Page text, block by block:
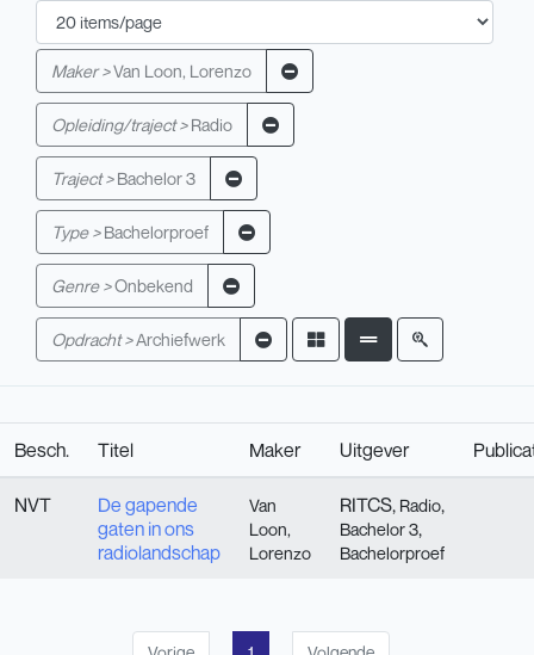
Maker >Van Loon, Lorenzo
Opleiding/traject > Radio
Traject > Bachelor 3
Type > Bachelorproef
Genre >Onbekend
Opdracht >Archiefwerk
Besch. Titel Maker Uitgever
NVT
De gapende
gaten in ons
radiolandschap
Van
Loon,
Lorenzo
RITCS, Radio,
Bachelor 3,
Bachelorproef